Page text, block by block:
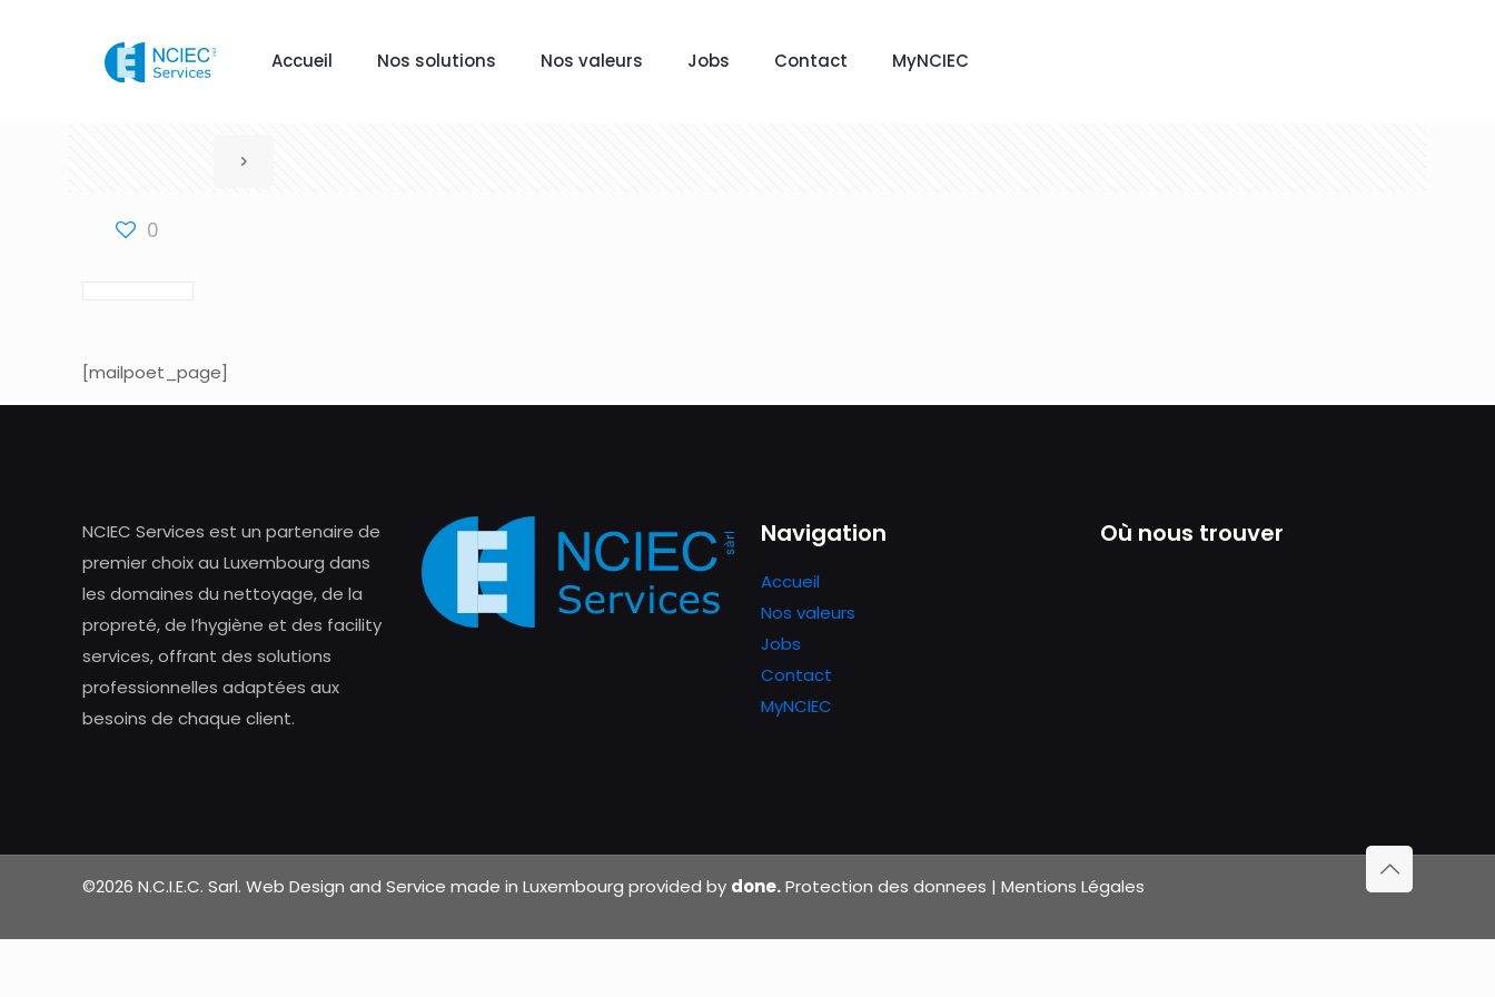
Accueil Nos solutions Nos valeurs Jobs Contact MyNCIEC
0
[mailpoet_page]
NCIEC Services est un partenaire de
premier choix au Luxembourg dans
les domaines du nettoyage, de la
propreté, de l’hygiène et des facility
services, offrant des solutions
professionnelles adaptées aux
besoins de chaque client.
Navigation
Accueil
Nos valeurs
Jobs
Contact
MyNCIEC
Où nous trouver
©2026 N.C.I.E.C. Sarl. Web Design and Service made in Luxembourg provided by done.Protection des donnees | Mentions Légales